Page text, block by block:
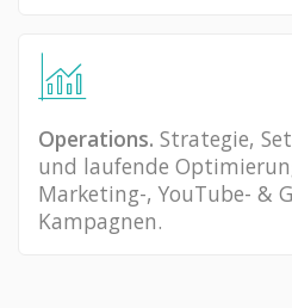
Operations. Strategie,
und laufende
Marketing-, YouTube- &
Kampagnen.